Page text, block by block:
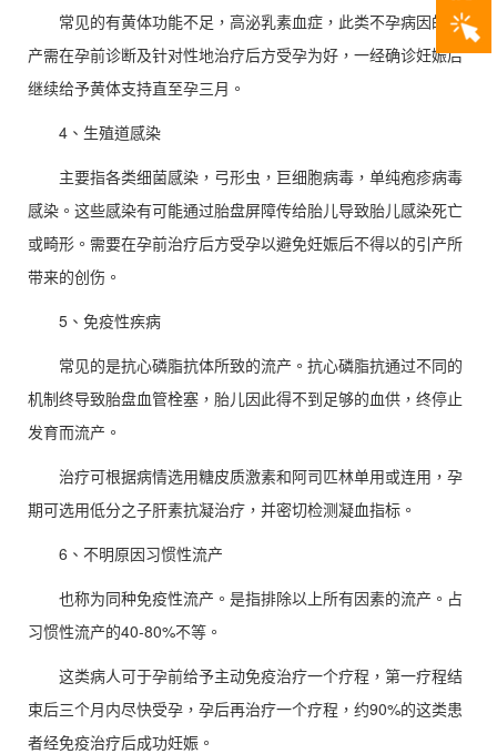
常见的有黄体功能不足，高泌乳素血症，此类不孕病因的流
产需在孕前诊断及针对性地治疗后方受孕为好，一经确诊妊娠后
继续给予黄体支持直至孕三月。
4、生殖道感染
主要指各类细菌感染，弓形虫，巨细胞病毒，单纯疱疹病毒
感染。这些感染有可能通过胎盘屏障传给胎儿导致胎儿感染死亡
或畸形。需要在孕前治疗后方受孕以避免妊娠后不得以的引产所
带来的创伤。
5、免疫性疾病
常见的是抗心磷脂抗体所致的流产。抗心磷脂抗通过不同的
机制终导致胎盘血管栓塞，胎儿因此得不到足够的血供，终停止
发育而流产。
治疗可根据病情选用糖皮质激素和阿司匹林单用或连用，孕
期可选用低分之子肝素抗凝治疗，并密切检测凝血指标。
6、不明原因习惯性流产
也称为同种免疫性流产。是指排除以上所有因素的流产。占
习惯性流产的40-80%不等。
这类病人可于孕前给予主动免疫治疗一个疗程，第一疗程结
束后三个月内尽快受孕，孕后再治疗一个疗程，约90%的这类患
者经免疫治疗后成功妊娠。